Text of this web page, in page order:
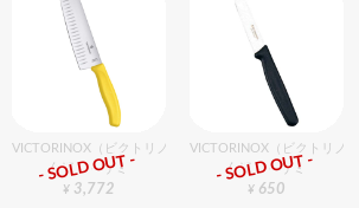
サバキ 15cm 西型
VICTORINOX（ビクトリノックス） ＦＣ三徳包丁プラス
包丁・ハサミ
¥ 3,772
- SOLD OUT -
VICTORINOX（ビクトリノ
包丁・ハサミ
¥ 650
- SOLD OUT -